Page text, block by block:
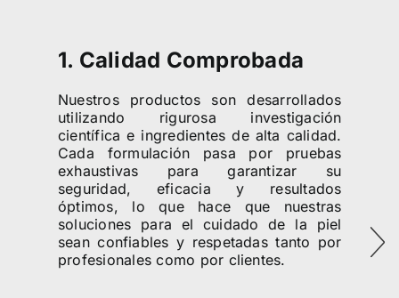
1. Calidad Comprobada
Nuestros productos son desarrollados
utilizando rigurosa investigación
científica e ingredientes de alta calidad.
Cada formulación pasa por pruebas
exhaustivas para garantizar su
seguridad, eficacia y resultados
óptimos, lo que hace que nuestras
soluciones para el cuidado de la piel
sean confiables y respetadas tanto por
profesionales como por clientes.